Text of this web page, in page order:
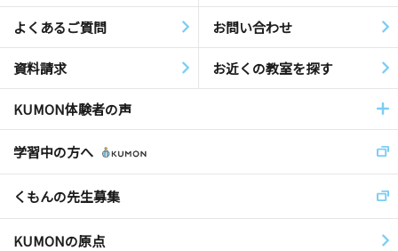
よくあるご質問 お問い合わせ
資料請求 お近くの教室を探す
KUMON体験者の声
学習中の方へ
くもんの先生募集
KUMONの原点